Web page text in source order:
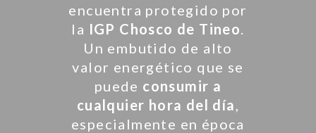
encuentra protegido por
la IGP Chosco de Tineo
Un embutido de alto
valor energético que se
puede consumir a
cualquier hora del día
especialmente en época